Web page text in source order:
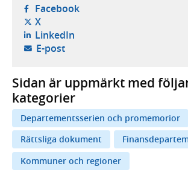
Facebook- öppnas i ny flik,
X- öppnas i ny flik, extern
LinkedIn- öppnas i ny flik, extern
E-post- öppnar din e-postklient,
Sidan är uppmärkt med
kategorier
Departementsserien och promemorior
Rättsliga dokument
Kommuner och regioner